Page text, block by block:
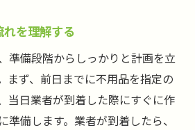
を理解する
準備段階からしっかりと計画を立
まず、前日までに不用品を指定の
当日業者が到着した際にすぐに作
準備します。業者が到着したら、